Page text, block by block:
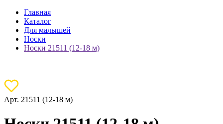
Главная
Каталог
Для малышей
Носки
Носки 21511 (12-18 м)
Арт. 21511 (12-18 м)